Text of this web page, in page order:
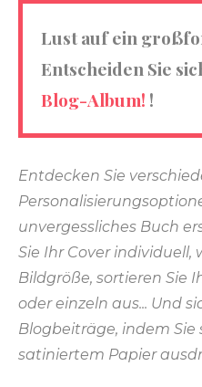
Lust auf ein
Entscheiden Sie
Blog-Album! !
Entdecken Sie
unvergessliches Buch
Sie Ihr Cover
Bildgröße, sortieren Sie
oder einzeln aus... Und
Blogbeiträge, indem
satiniertem Papier